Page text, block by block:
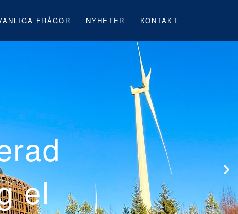
FRÅGOR NYHETER KONTAKT
Neoens första
vindpark